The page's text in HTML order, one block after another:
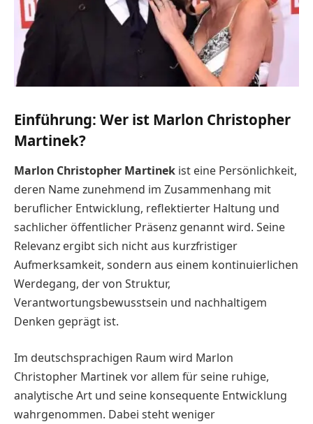
Einführung: Wer ist Marlon Christopher
Martinek?
Marlon Christopher Martinek ist eine Persönlichkeit,
deren Name zunehmend im Zusammenhang mit
beruflicher Entwicklung, reflektierter Haltung und
sachlicher öffentlicher Präsenz genannt wird. Seine
Relevanz ergibt sich nicht aus kurzfristiger
Aufmerksamkeit, sondern aus einem kontinuierlichen
Werdegang, der von Struktur,
Verantwortungsbewusstsein und nachhaltigem
Denken geprägt ist.
Im deutschsprachigen Raum wird Marlon
Christopher Martinek vor allem für seine ruhige,
analytische Art und seine konsequente Entwicklung
wahrgenommen. Dabei steht weniger